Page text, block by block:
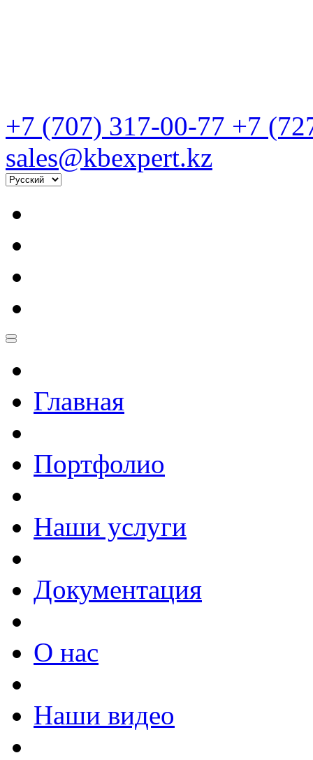
+7 (707) 317-00-77 +7
sales@kbexpert.kz
Главная
Портфолио
Наши услуги
Документация
О нас
Наши видео